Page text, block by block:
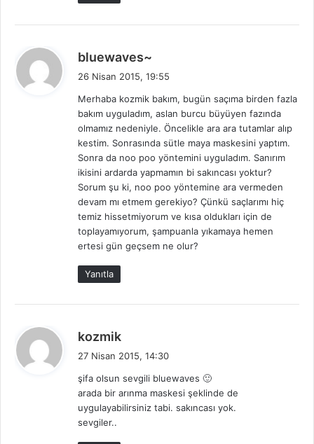
bluewaves~
i
k
i
26 Nisan 2015, 19:55
Merhaba kozmik bakım, bugün saçıma birden fazla
bakım uyguladım, aslan burcu büyüyen fazında
olmamız nedeniyle. Öncelikle ara ara tutamlar alıp
kestim. Sonrasında sütle maya maskesini yaptım.
Sonra da noo poo yöntemini uyguladım. Sanırım
ikisini ardarda yapmamın bi sakıncası yoktur?
Sorum şu ki, noo poo yöntemine ara vermeden
devam mı etmem gerekiyo? Çünkü saçlarımı hiç
temiz hissetmiyorum ve kısa oldukları için de
toplayamıyorum, şampuanla yıkamaya hemen
ertesi gün geçsem ne olur?
Yanıtla
kozmik
i
k
i
27 Nisan 2015, 14:30
şifa olsun sevgili bluewaves 🙂
arada bir arınma maskesi şeklinde de
uygulayabilirsiniz tabi. sakıncası yok.
sevgiler..